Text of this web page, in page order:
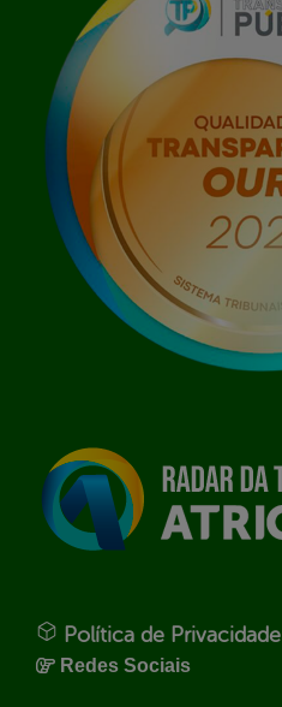
Política de Privacidade
Redes Sociais